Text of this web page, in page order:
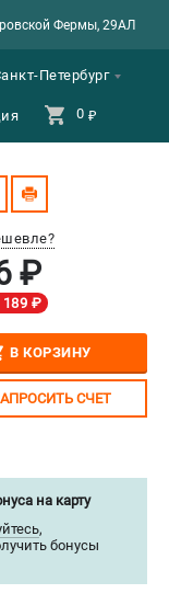
Фермы, 29АЛ
Петербург
0 ₽
₽
189 ₽
В КОРЗИНУ
СЧЕТ
на карту
,
бонусы